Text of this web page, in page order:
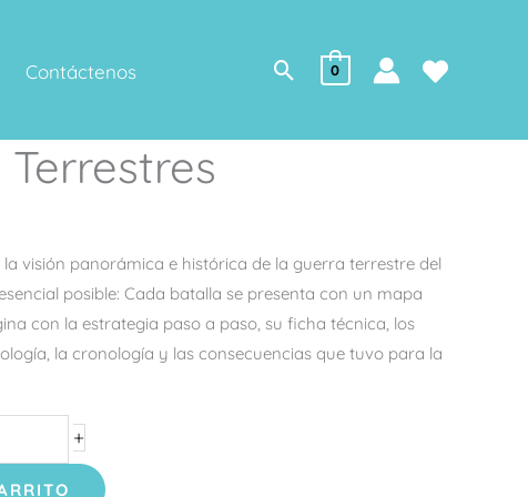
Contáctenos Buscar
0
visión panorámica e histórica de la guerra terrestre del
posible: Cada batalla se presenta con un mapa
con la estrategia paso a paso, su ficha técnica, los
la cronología y las consecuencias que tuvo para la
+